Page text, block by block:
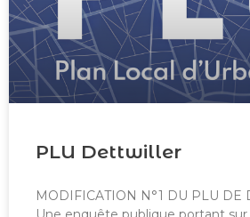
PLU Dettwiller
MODIFICATION N°1 DU PLU DE